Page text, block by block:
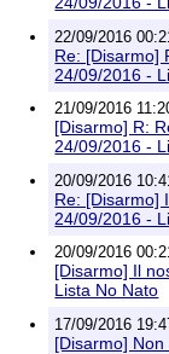
22/09/2016
Re: [Disarmo]
24/09/2016 -
21/09/2016
[Disarmo] R:
24/09/2016 -
20/09/2016
Re: [Disarmo]
24/09/2016 -
20/09/2016
[Disarmo] Il
Lista No Nato
17/09/2016
[Disarmo]